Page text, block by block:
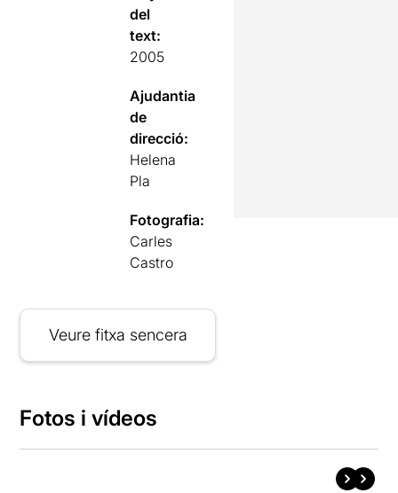
del
text:
2005
Ajudantia
de
direcció:
Helena
Pla
Fotografia:
Carles
Castro
Veure fitxa sencera
Fotos i vídeos